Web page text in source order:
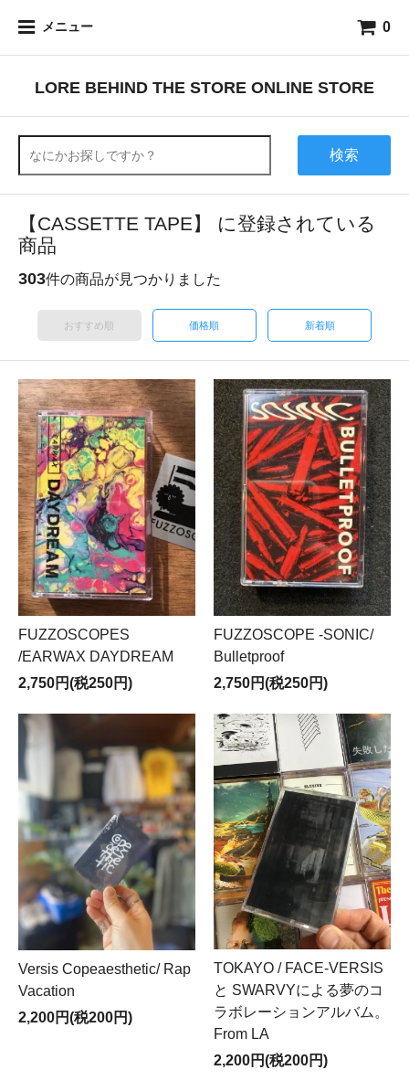
メニュー 0
LORE BEHIND THE STORE ONLINE STORE
検索
【CASSETTE TAPE】 に登録されている
商品
303件の商品が見つかりました
おすすめ順 価格順 新着順
FUZZOSCOPES
/EARWAX DAYDREAM
2,750円(税250円)
FUZZOSCOPE -SONIC/
Bulletproof
2,750円(税250円)
Versis Copeaesthetic/ Rap
Vacation
2,200円(税200円)
TOKAYO / FACE-VERSIS
と SWARVYによる夢のコ
ラボレーションアルバム。
From LA
2,200円(税200円)